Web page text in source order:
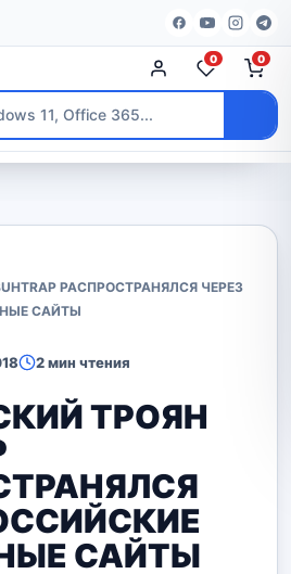
0 0
РАСПРОСТРАНЯЛСЯ ЧЕРЕЗ
САЙТЫ
2 мин чтения
ТРОЯН
САЙТЫ